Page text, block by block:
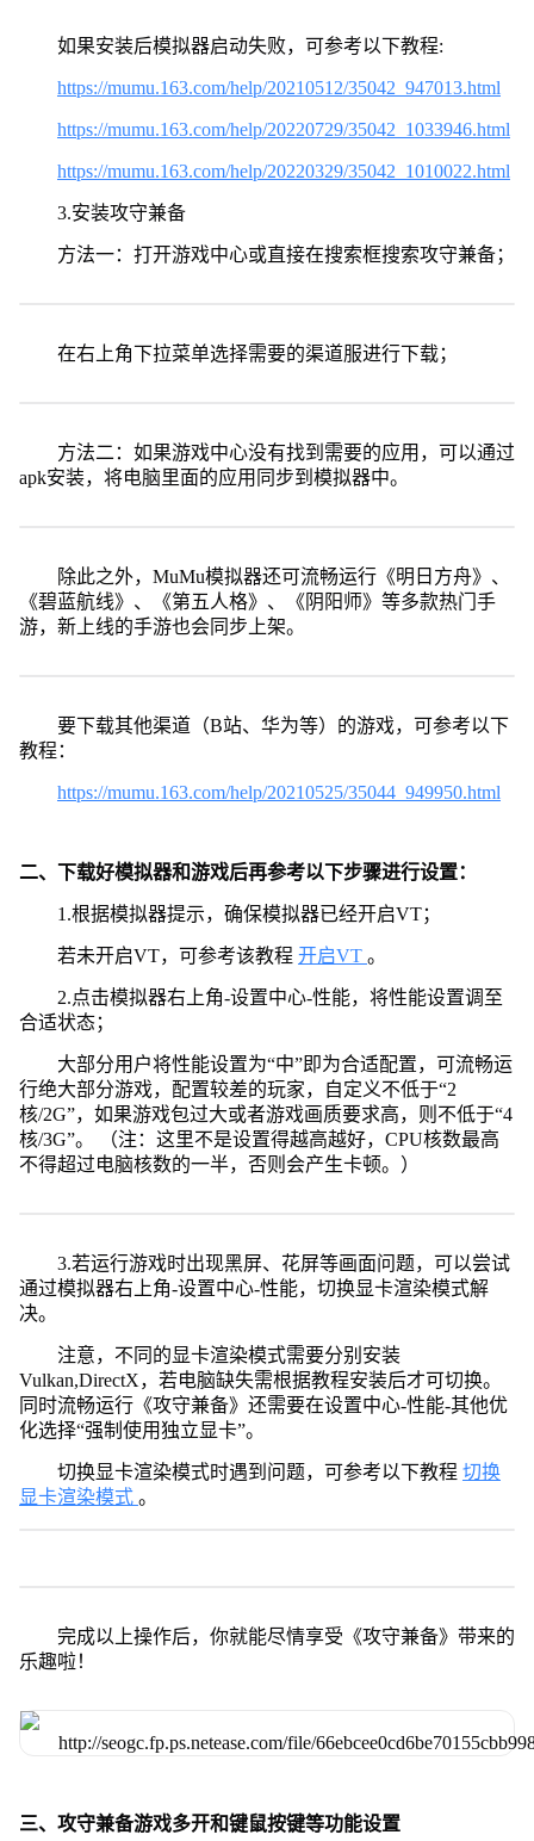
如果安装后模拟器启动失败，可参考以下教程:
https://mumu.163.com/help/20210512/35042_947013.html
https://mumu.163.com/help/20220729/35042_1033946.html
https://mumu.163.com/help/20220329/35042_1010022.html
3.安装攻守兼备
方法一：打开游戏中心或直接在搜索框搜索攻守兼备；
在右上角下拉菜单选择需要的渠道服进行下载；
方法二：如果游戏中心没有找到需要的应用，可以通过
apk安装，将电脑里面的应用同步到模拟器中。
除此之外，MuMu模拟器还可流畅运行《明日方舟》、
《碧蓝航线》、《第五人格》、《阴阳师》等多款热门手
游，新上线的手游也会同步上架。
要下载其他渠道（B站、华为等）的游戏，可参考以下
教程：
https://mumu.163.com/help/20210525/35044_949950.html
二、下载好模拟器和游戏后再参考以下步骤进行设置：
1.根据模拟器提示，确保模拟器已经开启VT；
若未开启VT，可参考该教程 开启VT 。
2.点击模拟器右上角-设置中心-性能，将性能设置调至
合适状态；
大部分用户将性能设置为“中”即为合适配置，可流畅运
行绝大部分游戏，配置较差的玩家，自定义不低于“2
核/2G”，如果游戏包过大或者游戏画质要求高，则不低于“4
核/3G”。 （注：这里不是设置得越高越好，CPU核数最高
不得超过电脑核数的一半，否则会产生卡顿。）
3.若运行游戏时出现黑屏、花屏等画面问题，可以尝试
通过模拟器右上角-设置中心-性能，切换显卡渲染模式解
决。
注意，不同的显卡渲染模式需要分别安装
Vulkan,DirectX，若电脑缺失需根据教程安装后才可切换。
同时流畅运行《攻守兼备》还需要在设置中心-性能-其他优
化选择“强制使用独立显卡”。
切换显卡渲染模式时遇到问题，可参考以下教程 切换
显卡渲染模式 。
完成以上操作后，你就能尽情享受《攻守兼备》带来的
乐趣啦！
三、攻守兼备游戏多开和键鼠按键等功能设置